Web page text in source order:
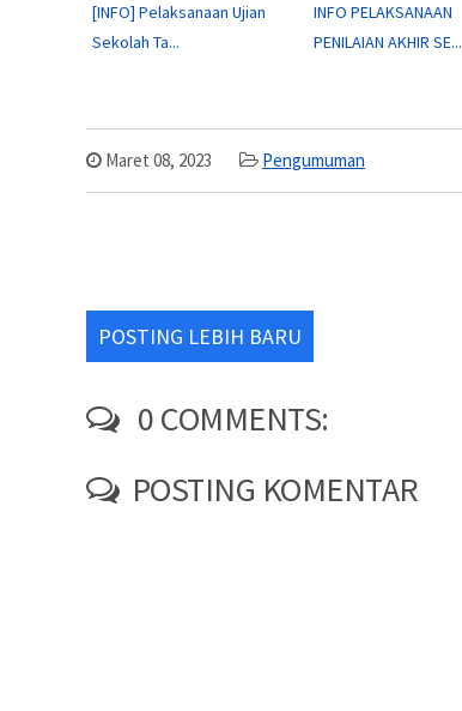
[INFO] Pelaksanaan Ujian
Sekolah Ta...
INFO PELAKSANAAN
PENILAIAN AKHIR SE...
Maret 08, 2023 Pengumuman
POSTING LEBIH BARU
0 COMMENTS:
POSTING KOMENTAR